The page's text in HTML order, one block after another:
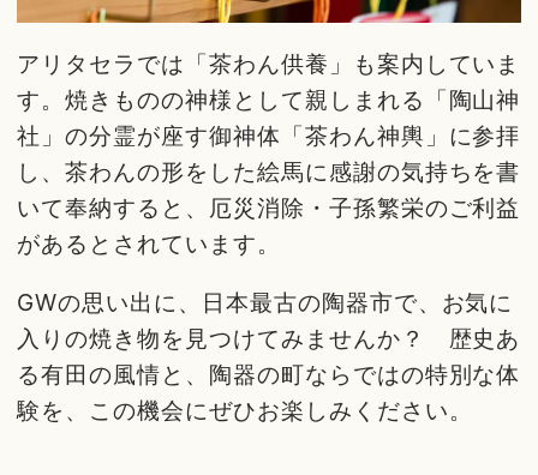
アリタセラでは「茶わん供養」も案内していま
す。焼きものの神様として親しまれる「陶山神
社」の分霊が座す御神体「茶わん神輿」に参拝
し、茶わんの形をした絵馬に感謝の気持ちを書
いて奉納すると、厄災消除・子孫繁栄のご利益
があるとされています。
GWの思い出に、日本最古の陶器市で、お気に
入りの焼き物を見つけてみませんか？ 歴史あ
る有田の風情と、陶器の町ならではの特別な体
験を、この機会にぜひお楽しみください。